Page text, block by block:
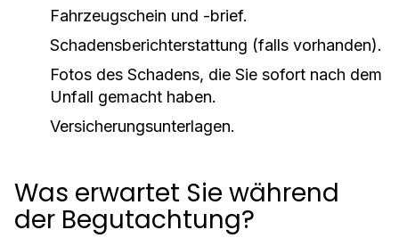
Fahrzeugschein und -brief.
Schadensberichterstattung (falls vorhanden).
Fotos des Schadens, die Sie sofort nach dem
Unfall gemacht haben.
Versicherungsunterlagen.
Was erwartet Sie während
der Begutachtung?